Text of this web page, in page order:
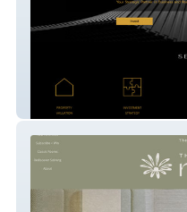
Elevation Capital